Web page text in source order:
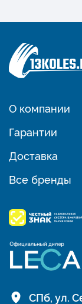
О компании
Гарантии
Доставка
Все бренды
СПб, ул.